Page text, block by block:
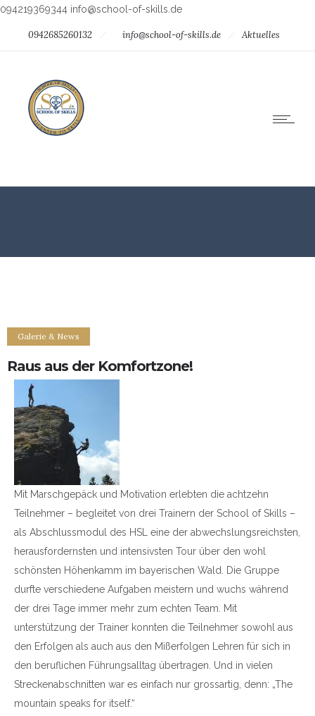
094219369344 info@school-of-skills.de
0942685260132 info@school-of-skills.de Aktuelles
Galerie & News
Raus aus der Komfortzone!
Mit Marschgepäck und Motivation erlebten die achtzehn
Teilnehmer – begleitet von drei Trainern der School of Skills –
als Abschlussmodul des HSL eine der abwechslungsreichsten,
herausfordernsten und intensivsten Tour über den wohl
schönsten Höhenkamm im bayerischen Wald. Die Gruppe
durfte verschiedene Aufgaben meistern und wuchs während
der drei Tage immer mehr zum echten Team. Mit
unterstützung der Trainer konnten die Teilnehmer sowohl aus
den Erfolgen als auch aus den Mißerfolgen Lehren für sich in
den beruflichen Führungsalltag übertragen. Und in vielen
Streckenabschnitten war es einfach nur grossartig, denn: „The
mountain speaks for itself.“